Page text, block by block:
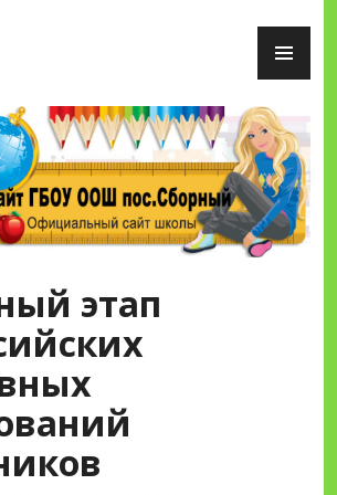
ООШ пос.Сборный
этап